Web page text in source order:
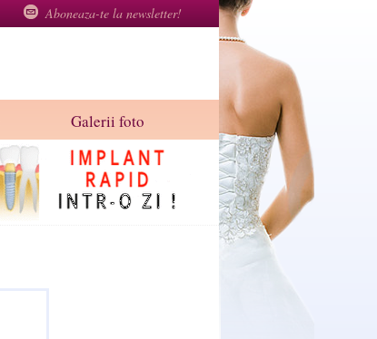
Aboneaza-te la newsletter!
Galerii foto